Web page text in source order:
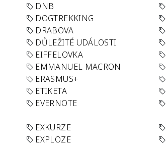
DNB
DOGTREKKING
DRABOVA
DŮLEŽITÉ UDÁLOSTI
EIFFELOVKA
EMMANUEL MACRON
ERASMUS+
ETIKETA
EVERNOTE
EXKURZE
EXPLOZE